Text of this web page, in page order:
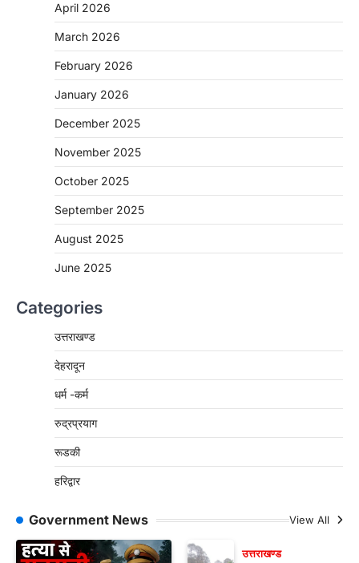
April 2026
March 2026
February 2026
January 2026
December 2025
November 2025
October 2025
September 2025
August 2025
June 2025
Categories
उत्तराखण्ड
देहरादून
धर्म -कर्म
रुद्रप्रयाग
रूडकी
हरिद्वार
Government News View All
उत्तराखण्ड